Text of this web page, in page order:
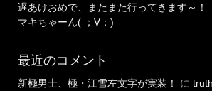
遅あけおめで、またまた行ってきます～！
マキちゃーん( ；∀；)
最近のコメント
新極男士、極・江雪左文字が実装！ に truth